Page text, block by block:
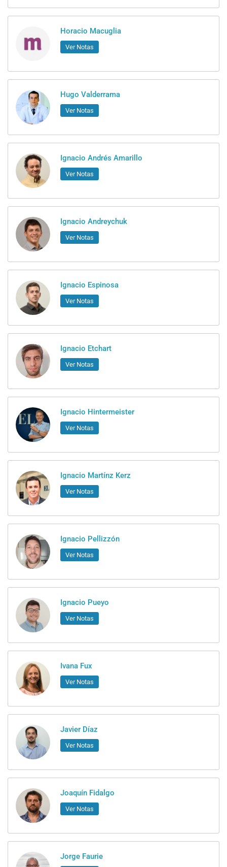
Horacio Macuglia
Ver Notas
Hugo Valderrama
Ver Notas
Ignacio Andrés Amarillo
Ver Notas
Ignacio Andreychuk
Ver Notas
Ignacio Espinosa
Ver Notas
Ignacio Etchart
Ver Notas
Ignacio Hintermeister
Ver Notas
Ignacio Martínz Kerz
Ver Notas
Ignacio Pellizzón
Ver Notas
Ignacio Pueyo
Ver Notas
Ivana Fux
Ver Notas
Javier Díaz
Ver Notas
Joaquín Fidalgo
Ver Notas
Jorge Faurie